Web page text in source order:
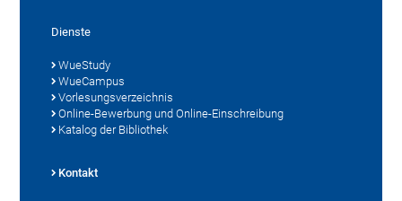
Dienste
WueStudy
WueCampus
Vorlesungsverzeichnis
Online-Bewerbung und Online-Einschreibung
Katalog der Bibliothek
Kontakt